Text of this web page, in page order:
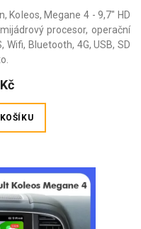
Koleos, Megane 4 - 9,7" HD
procesor, operační
Wifi, Bluetooth, 4G, USB, SD